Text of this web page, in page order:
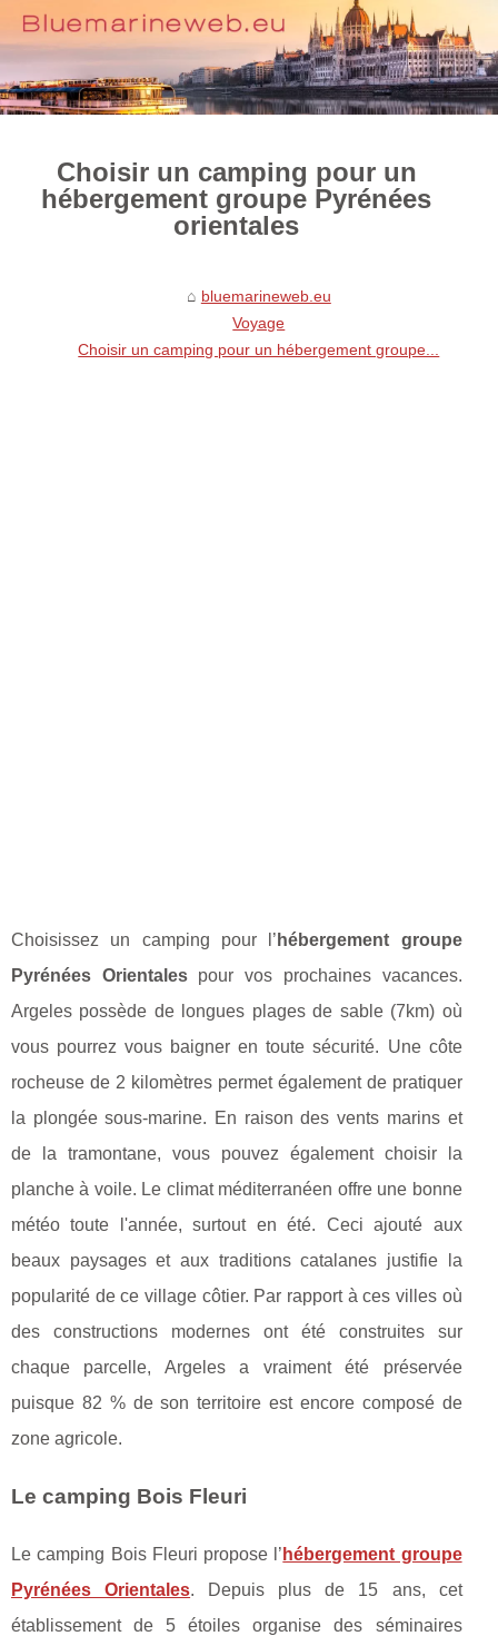
Choisir un camping pour un
hébergement groupe Pyrénées
orientales
bluemarineweb.eu
Voyage
Choisir un camping pour un hébergement groupe...
Choisissez un camping pour l’ hébergement groupe
Pyrénées Orientalespour vos prochaines vacances.
Argeles possède de longues plages de sable (7km) où
vous pourrez vous baigner en toute sécurité. Une côte
rocheuse de 2 kilomètres permet également de pratiquer
la plongée sous-marine. En raison des vents marins et
de la tramontane, vous pouvez également choisir la
planche à voile. Le climat méditerranéen offre une bonne
météo toute l'année, surtout en été. Ceci ajouté aux
beaux paysages et aux traditions catalanes justifie la
popularité de ce village côtier. Par rapport à ces villes où
des constructions modernes ont été construites sur
chaque parcelle, Argeles a vraiment été préservée
puisque 82 % de son territoire est encore composé de
zone agricole.
Le camping Bois Fleuri
Le camping Bois Fleuri propose l’ hébergement groupe
Pyrénées Orientales. Depuis plus de 15 ans, cet
établissement de 5 étoiles organise des séminaires